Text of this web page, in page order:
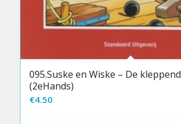
095.Suske en Wiske – De
(2eHands)
€4.50